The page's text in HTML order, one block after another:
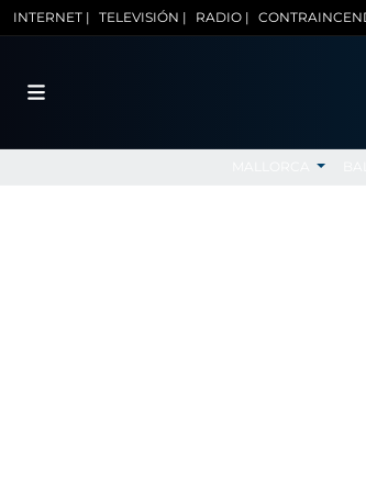
INTERNET | TELEVISIÓN | RADIO |